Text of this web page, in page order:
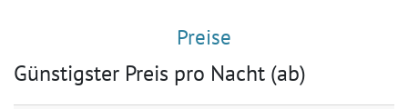
Preise
Günstigster Preis pro Nacht (ab)